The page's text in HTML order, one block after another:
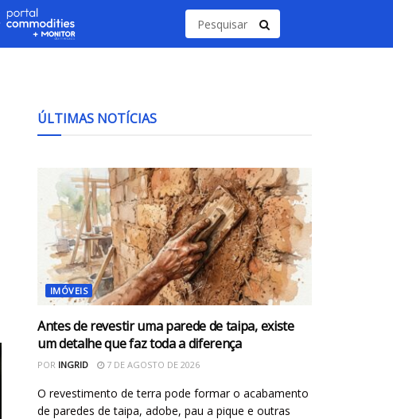
ÚLTIMAS NOTÍCIAS
IMÓVEIS
Antes de revestir uma parede de taipa, existe
um detalhe que faz toda a diferença
POR INGRID 7 DE AGOSTO DE 2026
O revestimento de terra pode formar o acabamento
de paredes de taipa, adobe, pau a pique e outras